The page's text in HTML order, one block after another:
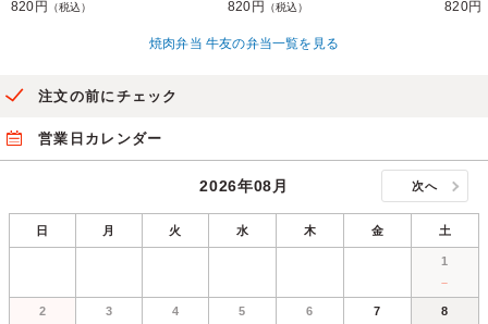
820円 （税込） 820円 （税込） 820円
焼肉弁当 牛友の弁当一覧を見る
注文の前にチェック
営業日カレンダー
2026年08月 次へ
日 月 火 水 木 金 土
1
－
2 3 4 5 6 7 8